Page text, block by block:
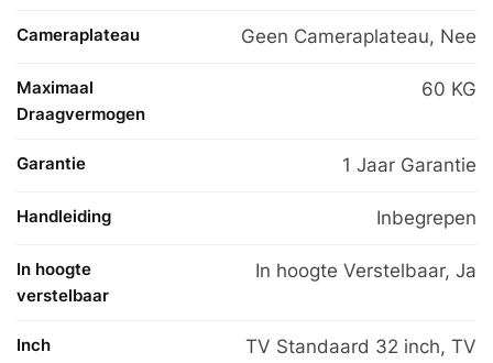
Cameraplateau Geen Cameraplateau, Nee
Maximaal
Draagvermogen
60 KG
Garantie 1 Jaar Garantie
Handleiding Inbegrepen
In hoogte
verstelbaar
In hoogte Verstelbaar, Ja
Inch TV Standaard 32 inch, TV